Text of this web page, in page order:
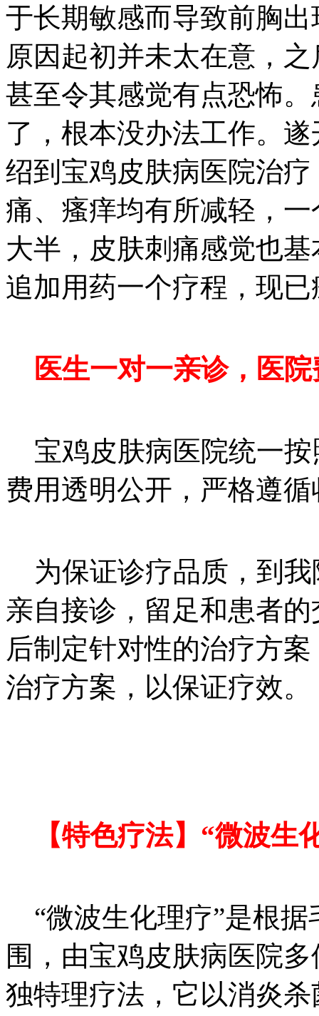
于长期敏感而导致前胸
原因起初并未太在意，
甚至令其感觉有点恐怖
了，根本没办法工作。
绍到宝鸡皮肤病医院治
痛、瘙痒均有所减轻，
大半，皮肤刺痛感觉也
追加用药一个疗程，现
医生一对一亲诊，医
宝鸡皮肤病医院统一按
费用透明公开，严格遵
为保证诊疗品质，到我
亲自接诊，留足和患者
后制定针对性的治疗方
治疗方案，以保证疗效。
【特色疗法】“微波生
“微波生化理疗”是根据
围，由宝鸡皮肤病医院
独特理疗法，它以消炎